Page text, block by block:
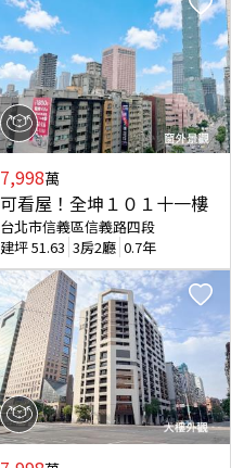
7,998萬
可看屋！全坤１０１十一樓
台北市信義區信義路四段
建坪51.63 3房2廳 0.7年